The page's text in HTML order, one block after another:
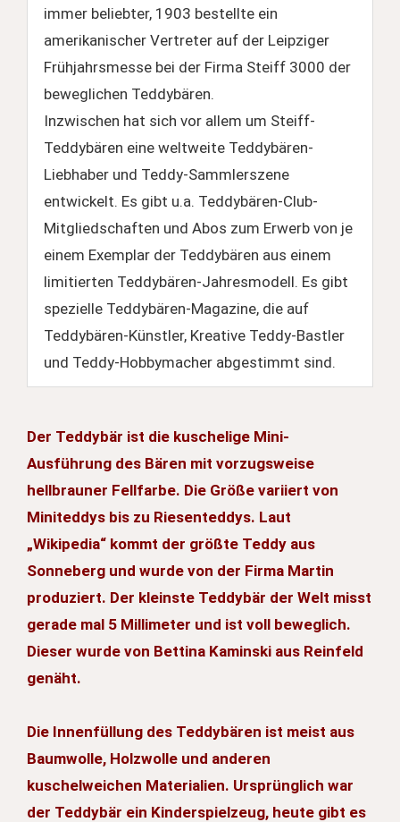
immer beliebter, 1903 bestellte ein
amerikanischer Vertreter auf der Leipziger
Frühjahrsmesse bei der Firma Steiff 3000 der
beweglichen Teddybären.
Inzwischen hat sich vor allem um Steiff-
Teddybären eine weltweite Teddybären-
Liebhaber und Teddy-Sammlerszene
entwickelt. Es gibt u.a. Teddybären-Club-
Mitgliedschaften und Abos zum Erwerb von je
einem Exemplar der Teddybären aus einem
limitierten Teddybären-Jahresmodell. Es gibt
spezielle Teddybären-Magazine, die auf
Teddybären-Künstler, Kreative Teddy-Bastler
und Teddy-Hobbymacher abgestimmt sind.
Der Teddybär ist die kuschelige Mini-
Ausführung des Bären mit vorzugsweise
hellbrauner Fellfarbe. Die Größe variiert von
Miniteddys bis zu Riesenteddys. Laut
„Wikipedia“ kommt der größte Teddy aus
Sonneberg und wurde von der Firma Martin
produziert. Der kleinste Teddybär der Welt misst
gerade mal 5 Millimeter und ist voll beweglich.
Dieser wurde von Bettina Kaminski aus Reinfeld
genäht.
Die Innenfüllung des Teddybären ist meist aus
Baumwolle, Holzwolle und anderen
kuschelweichen Materialien. Ursprünglich war
der Teddybär ein Kinderspielzeug, heute gibt es